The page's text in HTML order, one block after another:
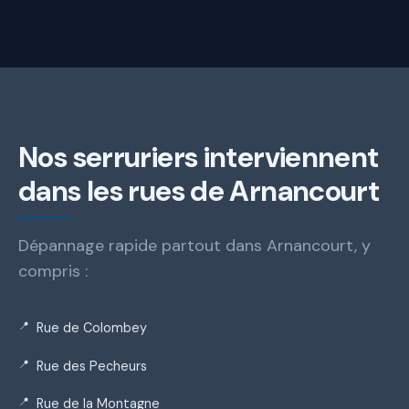
Nos serruriers interviennent
dans les rues de Arnancourt
Dépannage rapide partout dans Arnancourt, y
compris :
Rue de Colombey
Rue des Pecheurs
Rue de la Montagne